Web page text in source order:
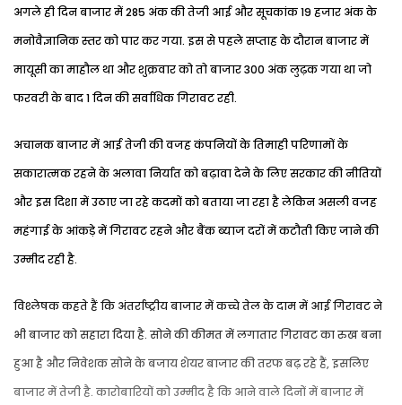
अगले ही दिन बाजार में 285 अंक की तेजी आई और सूचकांक 19 हजार अंक के
मनोवैज्ञानिक स्तर को पार कर गया. इस से पहले सप्ताह के दौरान बाजार में
मायूसी का माहौल था और शुक्रवार को तो बाजार 300 अंक लुढ़क गया था जो
फरवरी के बाद 1 दिन की सर्वाधिक गिरावट रही.
अचानक बाजार में आई तेजी की वजह कंपनियों के तिमाही परिणामों के
सकारात्मक रहने के अलावा निर्यात को बढ़ावा देने के लिए सरकार की नीतियों
और इस दिशा में उठाए जा रहे कदमों को बताया जा रहा है लेकिन असली वजह
महंगाई के आंकड़े में गिरावट रहने और बैंक ब्याज दरों में कटौती किए जाने की
उम्मीद रही है.
विश्लेषक कहते हैं कि अंतर्राष्ट्रीय बाजार में कच्चे तेल के दाम में आई गिरावट ने
भी बाजार को सहारा दिया है. सोने की कीमत में लगातार गिरावट का रुख बना
हुआ है और निवेशक सोने के बजाय शेयर बाजार की तरफ बढ़ रहे हैं, इसलिए
बाजार में तेजी है. कारोबारियों को उम्मीद है कि आने वाले दिनों में बाजार में